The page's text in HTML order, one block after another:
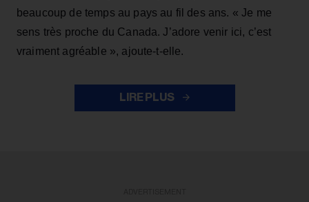
beaucoup de temps au pays au fil des ans. « Je me
sens très proche du Canada. J’adore venir ici, c’est
vraiment agréable », ajoute-t-elle.
LIRE PLUS